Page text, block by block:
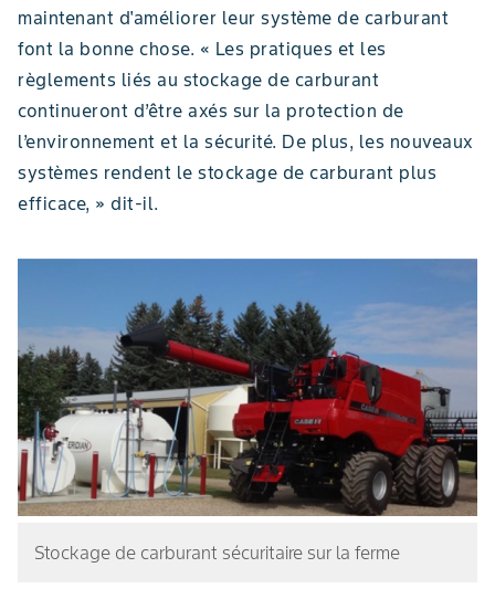
maintenant d'améliorer leur système de carburant
font la bonne chose. « Les pratiques et les
règlements liés au stockage de carburant
continueront d’être axés sur la protection de
l’environnement et la sécurité. De plus, les nouveaux
systèmes rendent le stockage de carburant plus
efficace, » dit-il.
Stockage de carburant sécuritaire sur la ferme